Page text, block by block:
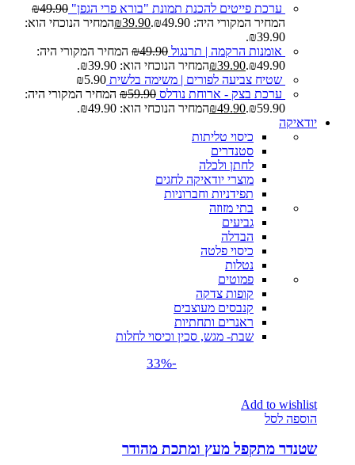
ערכת פייטים להכנת תמונת "בורא פרי הגפן" ₪49.90
המחיר המקורי היה: ₪49.90.
₪39.90
המחיר הנוכחי הוא:
₪39.90.
אומנות הרקמה | תרנגול
₪49.90
המחיר המקורי היה:
₪49.90.
₪39.90
המחיר הנוכחי הוא: ₪39.90.
שטיח צביעה לפורים | משימה בלשית
₪5.90
ערכת בצק - ארוחת נודלס
₪59.90
המחיר המקורי היה:
₪59.90.
₪49.90
המחיר הנוכחי הוא: ₪49.90.
יודאיקה
כיסוי טליתות
סטנדרים
לחתן ולכלה
מוצרי יודאיקה לחגים
תפידניות וחברוניות
בתי מזוזה
גביעים
הבדלה
כיסוי פלטה
נטלות
פמוטים
קופות צדקה
קנבסים מעוצבים
ראנרים ותחתיות
שבת- מגש, סכין וכיסוי לחלות
-33%
Add to wishlist
הוספה לסל
שטנדר מתקפל מעץ ומתכת מהודר